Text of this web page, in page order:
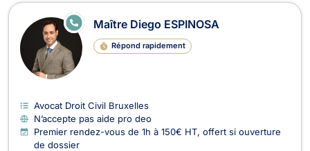
Avocats en Droit Civil à Bruxelles
Maître Diego ESPINOSA
Répond rapidement
E
N
N
E
Avocat Droit Civil Bruxelles
N’accepte pas aide pro deo
Premier rendez-vous de 1h à 150€ HT, offert si ouverture
de dossier